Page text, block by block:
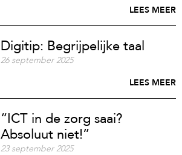
LEES MEER
Digitip: Begrijpelijke taal
26 september 2025
LEES MEER
“ICT in de zorg saai?
Absoluut niet!”
23 september 2025